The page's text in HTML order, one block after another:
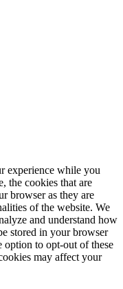
experience while you
the cookies that are
browser as they are
of the website. We
and understand how
stored in your browser
option to opt-out of these
may affect your